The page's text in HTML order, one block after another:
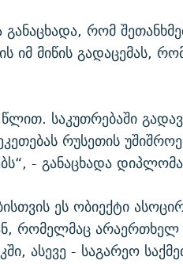
რომ
იმ მიწის გადაცემას,
საკუთრებაში
რუსეთის
- განაცხადა
ეს ობიექტი
რომელმაც არაერთხელ
ასევე - საგარეო